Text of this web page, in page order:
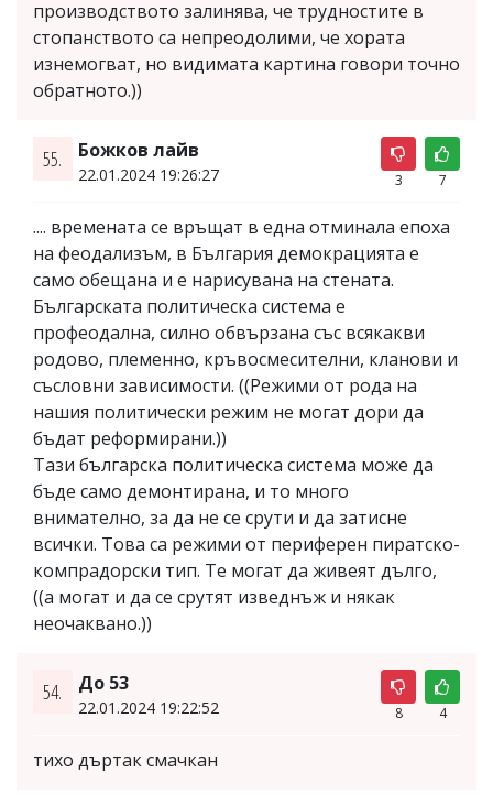
производството залинява, че трудностите в
стопанството са непреодолими, че хората
изнемогват, но видимата картина говори точно
обратното.))
55. Божков лайв
22.01.2024 19:26:27 3 7
.... времената се връщат в една отминала епоха
на феодализъм, в България демокрацията е
само обещана и е нарисувана на стената.
Българската политическа система е
профеодална, силно обвързана със всякакви
родово, племенно, кръвосмесителни, кланови и
съсловни зависимости. ((Режими от рода на
нашия политически режим не могат дори да
бъдат реформирани.))
Тази българска политическа система може да
бъде само демонтирана, и то много
внимателно, за да не се срути и да затисне
всички. Това са режими от периферен пиратско-
компрадорски тип. Те могат да живеят дълго,
((а могат и да се срутят изведнъж и някак
неочаквано.))
54. До 53
22.01.2024 19:22:52 8 4
тихо дъртак смачкан